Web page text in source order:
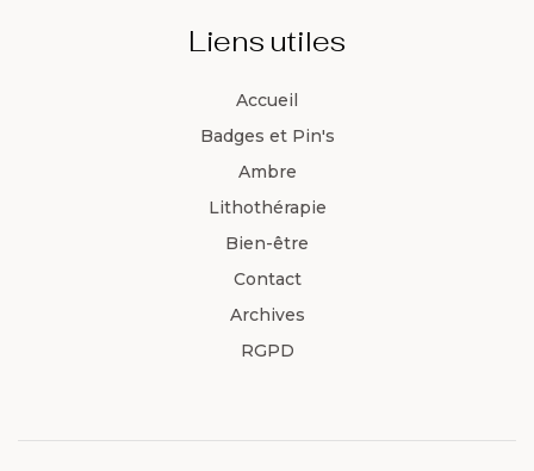
Liens utiles
Accueil
Badges et Pin's
Ambre
Lithothérapie
Bien-être
Contact
Archives
RGPD